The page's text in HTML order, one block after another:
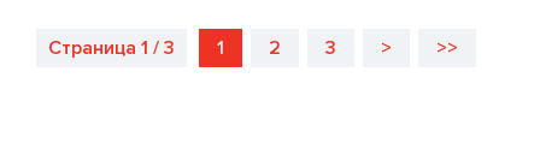
Страница 1 / 3 1 2 3 > >>